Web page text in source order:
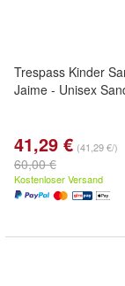
Trespass Kinder
Jaime - Unisex
41,29 € (41,29 €/)
60,00 €
Kostenloser Versand